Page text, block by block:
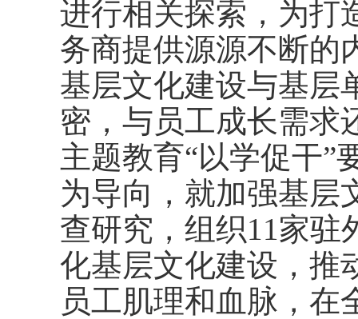
进行相关探索，为打
务商提供源源不断的
基层文化建设与基层
密，与员工成长需求
主题教育“以学促干”
为导向，就加强基层
查研究，组织11家驻
化基层文化建设，推
员工肌理和血脉，在